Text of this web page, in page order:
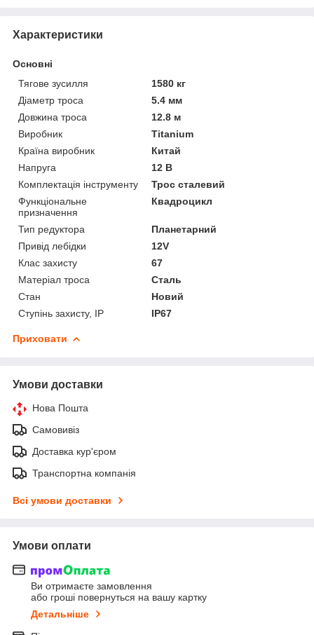
Характеристики
Основні
Тягове зусилля
1580 кг
Діаметр троса
5.4 мм
Довжина троса
12.8 м
Виробник
Titanium
Країна виробник
Китай
Напруга
12 В
Комплектація інструменту
Трос сталевий
Функціональне
призначення
Квадроцикл
Тип редуктора
Планетарний
Привід лебідки
12V
Клас захисту
67
Матеріал троса
Сталь
Стан
Новий
Ступінь захисту, IP
IP67
Приховати
Умови доставки
Нова Пошта
Самовивіз
Доставка кур'єром
Транспортна компанія
Всі умови доставки
Умови оплати
Ви отримаєте замовлення
або гроші повернуться на вашу картку
Детальніше